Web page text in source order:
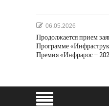
06.05.2026
Продолжается прием
Программе
Премия «Инфрарос –